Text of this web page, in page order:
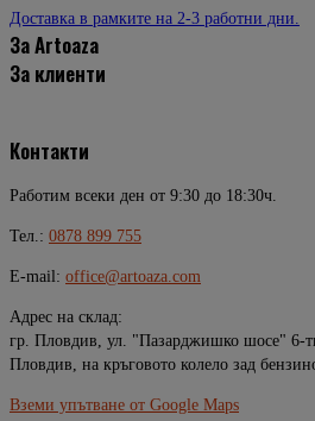
Доставка в рамките на 2-3 работни дни.
За Artoaza
За клиенти
Контакти
Работим всеки ден от 9:30 до 18:30ч.
Тел.: 0878 899 755
E-mail: office@artoaza.com
Адрес на склад:
гр. Пловдив, ул. "Пазарджишко шосе" 6-
Пловдив, на кръговото колело зад
Вземи упътване от Google Maps